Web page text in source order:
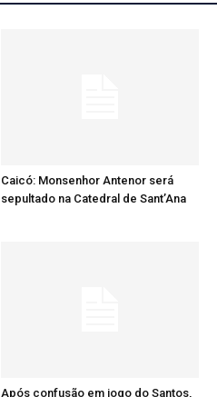
Caicó: Monsenhor Antenor será
sepultado na Catedral de Sant’Ana
Após confusão em jogo do Santos,